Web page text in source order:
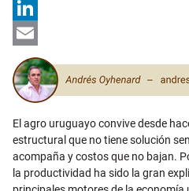
X
LinkedIn
Email
El agro uruguayo convive desde
estructural que no tiene solución
acompaña y costos que no bajan.
la productividad ha sido la gran